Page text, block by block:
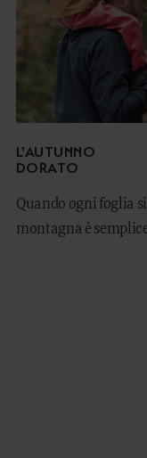
L'AUTUNNO
DORATO
Quando ogni foglia
montagna è